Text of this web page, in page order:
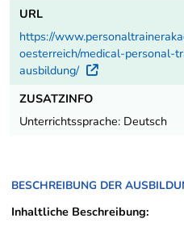
URL
https://
oesterreich/medical-personal-
ausbildung/
Externer
ZUSATZINFO
Unterrichtssprache: Deutsch
BESCHREIBUNG DER
Inhaltliche Beschreibung: